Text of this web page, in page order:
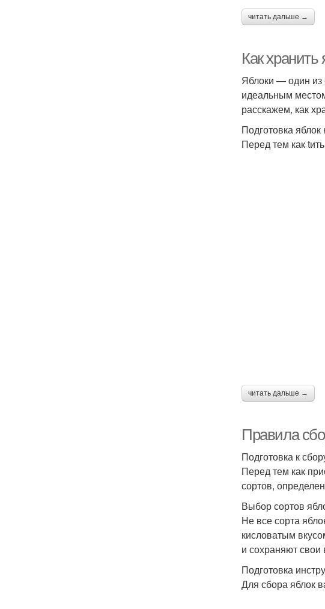
читать дальше →
Как
Яблоки — один из
идеальным
расскажем, как
Подготовка
Перед тем как
читать дальше →
Правила
Подготовка к
Перед тем как
сортов,
Выбор сортов
Не все сорта
кисловатым
и сохраняют свои
Подготовка
Для сбора яблок